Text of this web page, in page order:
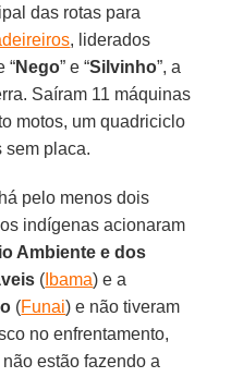
das rotas para
, liderados
“Nego” e “Silvinho”, a
Saíram 11 máquinas
motos, um quadriciclo
sem placa.
pelo menos dois
indígenas acionaram
Ambiente e dos
( Ibama) e a
(Funai) e não tiveram
no enfrentamento,
estão fazendo a